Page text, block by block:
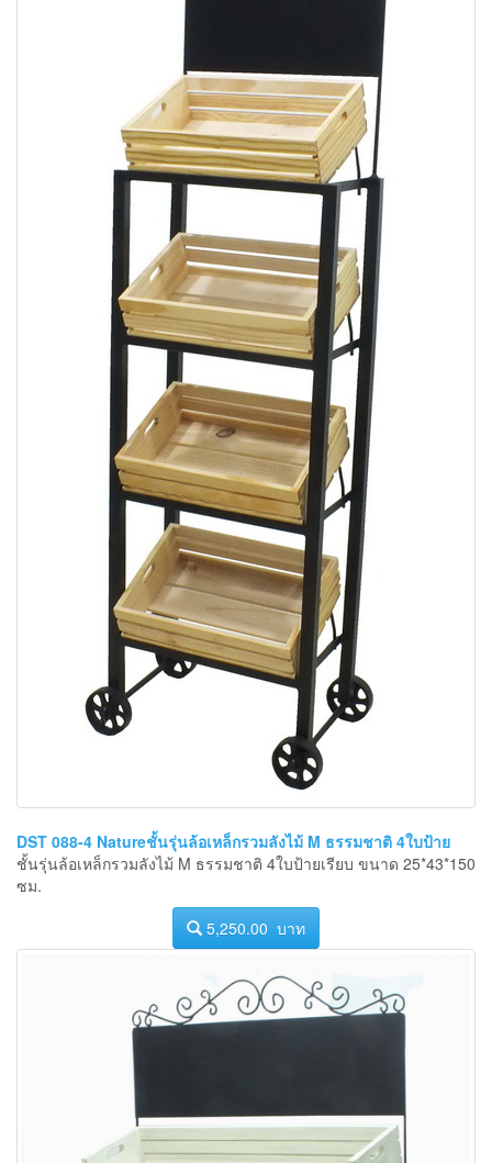
DST 088-4 Natureชั้นรุ่นล้อเหล็กรวมลังไม้ M ธรรมชาติ 4ใบป้าย
ชั้นรุ่นล้อเหล็กรวมลังไม้ M ธรรมชาติ 4ใบป้ายเรียบ ขนาด 25*43*150
ซม.
5,250.00 บาท